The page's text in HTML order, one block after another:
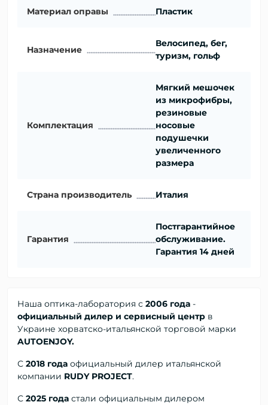
Материал оправы Пластик
Назначение
Велосипед, бег,
туризм, гольф
Комплектация
Мягкий мешочек
из микрофибры,
резиновые
носовые
подушечки
увеличенного
размера
Страна производитель Италия
Гарантия
Постгарантийное
обслуживание.
Гарантия 14 дней
Наша оптика-лаборатория с 2006 года -
официальный дилер и сервисный центр в
Украине хорватско-итальянской торговой марки
AUTOENJOY.
С 2018 года официальный дилер итальянской
компании RUDY PROJECT.
С 2025 года стали официальным дилером